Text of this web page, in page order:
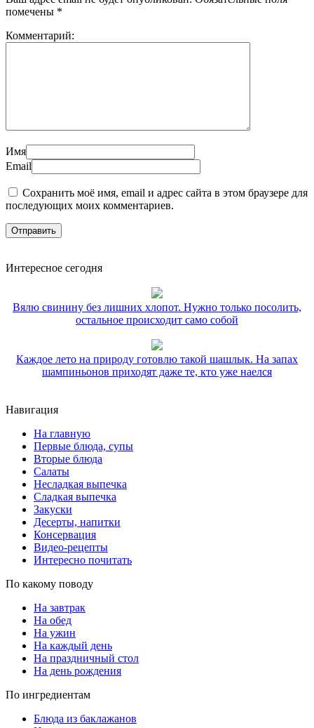
помечены *
Комментарий:
Имя
Email
Сохранить моё имя, email и адрес сайта в этом браузере для
последующих моих комментариев.
Интересное сегодня
Вялю свинину без лишних хлопот. Нужно только посолить,
остальное происходит само собой
Каждое лето на природу готовлю такой шашлык. На запах
шампиньонов приходят даже те, кто уже наелся
Навигация
На главную
Первые блюда, супы
Вторые блюда
Салаты
Несладкая выпечка
Сладкая выпечка
Закуски
Десерты, напитки
Консервация
Видео-рецепты
Интересно почитать
По какому поводу
На завтрак
На обед
На ужин
На каждый день
На праздничный стол
На день рождения
По ингредиентам
Блюда из баклажанов